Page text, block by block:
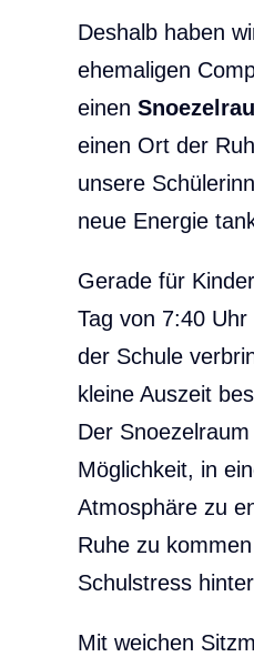
Deshalb haben
ehemaligen
einen
einen Ort der
unsere
neue Energie
Gerade für
Tag von 7:40
der Schule
kleine Auszeit
Der
Möglichkeit, in
Atmosphäre zu
Ruhe zu
Schulstress
Mit weichen